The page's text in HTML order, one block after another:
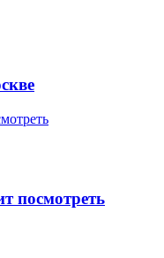
посмотреть